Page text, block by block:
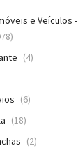
e Veículos -
(4)
(6)
(18)
(2)